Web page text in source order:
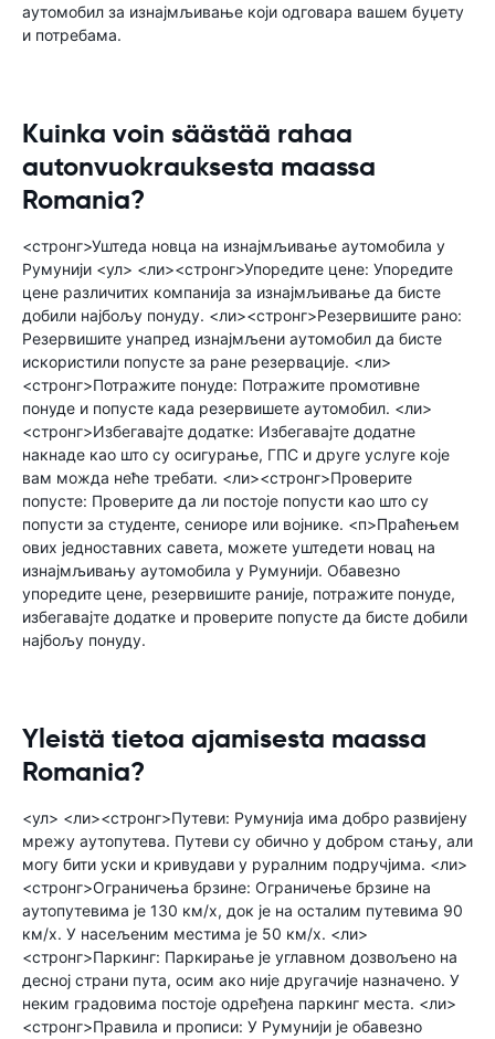
аутомобил за изнајмљивање који одговара вашем буџету
и потребама.
Kuinka voin säästää rahaa
autonvuokrauksesta maassa
Romania?
<стронг>Уштеда новца на изнајмљивање аутомобила у
Румунији <ул> <ли><стронг>Упоредите цене: Упоредите
цене различитих компанија за изнајмљивање да бисте
добили најбољу понуду. <ли><стронг>Резервишите рано:
Резервишите унапред изнајмљени аутомобил да бисте
искористили попусте за ране резервације. <ли>
<стронг>Потражите понуде: Потражите промотивне
понуде и попусте када резервишете аутомобил. <ли>
<стронг>Избегавајте додатке: Избегавајте додатне
накнаде као што су осигурање, ГПС и друге услуге које
вам можда неће требати. <ли><стронг>Проверите
попусте: Проверите да ли постоје попусти као што су
попусти за студенте, сениоре или војнике. <п>Праћењем
ових једноставних савета, можете уштедети новац на
изнајмљивању аутомобила у Румунији. Обавезно
упоредите цене, резервишите раније, потражите понуде,
избегавајте додатке и проверите попусте да бисте добили
најбољу понуду.
Yleistä tietoa ajamisesta maassa
Romania?
<ул> <ли><стронг>Путеви: Румунија има добро развијену
мрежу аутопутева. Путеви су обично у добром стању, али
могу бити уски и кривудави у руралним подручјима. <ли>
<стронг>Ограничења брзине: Ограничење брзине на
аутопутевима је 130 км/х, док је на осталим путевима 90
км/х. У насељеним местима је 50 км/х. <ли>
<стронг>Паркинг: Паркирање је углавном дозвољено на
десној страни пута, осим ако није другачије назначено. У
неким градовима постоје одређена паркинг места. <ли>
<стронг>Правила и прописи: У Румунији је обавезно